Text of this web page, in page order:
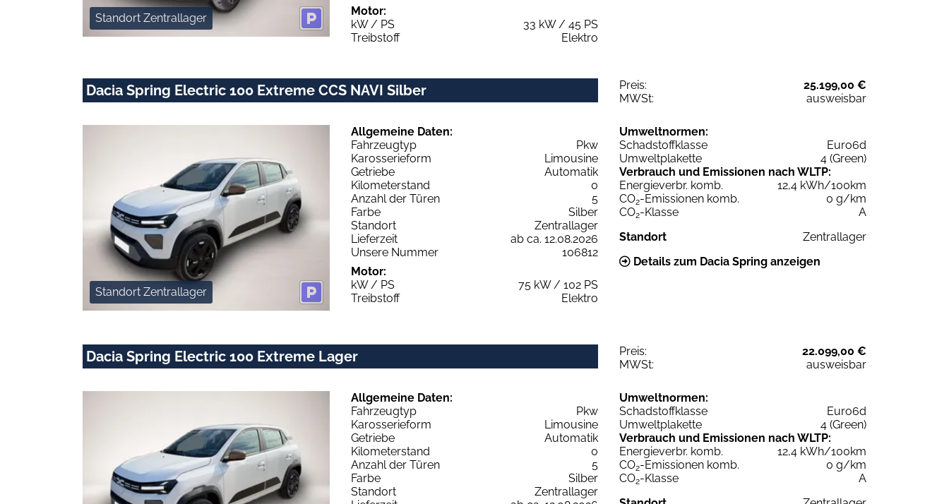
Standort Zentrallager
Motor:
kW / PS
33 kW / 45 PS
Treibstoff
Elektro
Dacia Spring Electric 100 Extreme CCS NAVI Silber Preis:
25.199,00 €
MWSt:
ausweisbar
Standort Zentrallager
Allgemeine Daten:
Fahrzeugtyp
Pkw
Karosserieform
Limousine
Getriebe
Automatik
Kilometerstand
0
Anzahl der Türen
5
Farbe
Silber
Standort
Zentrallager
Lieferzeit
ab ca. 12.08.2026
Unsere Nummer
106812
Motor:
kW / PS
75 kW / 102 PS
Treibstoff
Elektro
Umweltnormen:
Schadstoffklasse
Euro6d
Umweltplakette
4 (Green)
Verbrauch und Emissionen nach WLTP:
Energieverbr. komb.
12,4 kWh/100km
CO2-Emissionen komb.
0 g/km
CO2-Klasse
A
Standort
Zentrallager
Details zum Dacia Spring anzeigen
Dacia Spring Electric 100 Extreme Lager Preis:
22.099,00 €
MWSt:
ausweisbar
Allgemeine Daten:
Fahrzeugtyp
Pkw
Karosserieform
Limousine
Getriebe
Automatik
Kilometerstand
0
Anzahl der Türen
5
Farbe
Silber
Standort
Zentrallager
Umweltnormen:
Schadstoffklasse
Euro6d
Umweltplakette
4 (Green)
Verbrauch und Emissionen nach WLTP:
Energieverbr. komb.
12,4 kWh/100km
CO2-Emissionen komb.
0 g/km
CO2-Klasse
A